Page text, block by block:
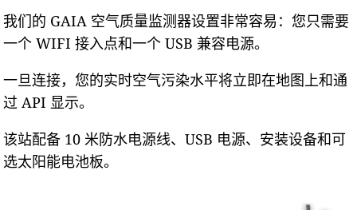
我们的 GAIA 空气质量监测器设置非常容易：您只需要
一个 WIFI 接入点和一个 USB 兼容电源。
一旦连接，您的实时空气污染水平将立即在地图上和通
过 API 显示。
该站配备 10 米防水电源线、USB 电源、安装设备和可
选太阳能电池板。